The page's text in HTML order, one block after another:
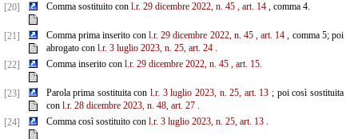
[20]
Comma sostituito con l.r. 29 dicembre 2022, n. 45 , art. 14, comma 4.
[21] Comma prima inserito conl.r. 29 dicembre 2022, n. 45 , art. 14 , comma 5; poi
abrogato con l.r. 3 luglio 2023, n. 25, art. 24.
[22]
Comma inserito con l.r. 29 dicembre 2022, n. 45 , art. 15.
[23] Parola prima sostituita conl.r. 3 luglio 2023, n. 25, art. 13 ; poi così sostituita
con l.r. 28 dicembre 2023, n. 48, art. 27.
[24]
Comma così sostituito con l.r. 3 luglio 2023, n. 25, art. 13.